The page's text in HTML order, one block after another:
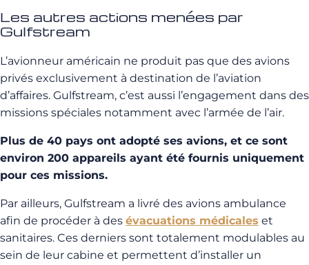
Les autres actions menées par
Gulfstream
L’avionneur américain ne produit pas que des avions
privés exclusivement à destination de l’aviation
d’affaires. Gulfstream, c’est aussi l’engagement dans des
missions spéciales notamment avec l’armée de l’air.
Plus de 40 pays ont adopté ses avions, et ce sont
environ 200 appareils ayant été fournis uniquement
pour ces missions.
Par ailleurs, Gulfstream a livré des avions ambulance
afin de procéder à des évacuations médicales et
sanitaires. Ces derniers sont totalement modulables au
sein de leur cabine et permettent d’installer un